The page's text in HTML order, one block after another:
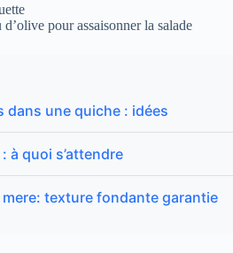
d’olive pour assaisonner la salade
dans une quiche : idées
à quoi s’attendre
texture fondante garantie